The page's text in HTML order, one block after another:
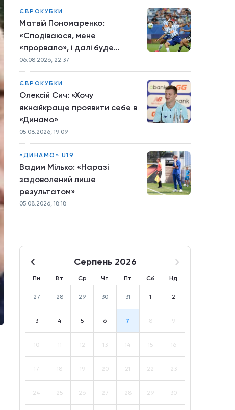
ЄВРОКУБКИ
Матвій Пономаренко:
«Сподіваюся, мене
«прорвало», і далі буде
більше»
06.08.2026, 22:37
ЄВРОКУБКИ
Олексій Сич: «Хочу
якнайкраще проявити себе в
«Динамо»
05.08.2026, 19:09
«ДИНАМО» U19
Вадим Мілько: «Наразі
задоволений лише
результатом»
05.08.2026, 18:18
Серпень 2026
Пн Вт Ср Чт Пт Сб Нд
27 28 29 30 31 1 2
3 4 5 6 7 8 9
10 11 12 13 14 15 16
17 18 19 20 21 22 23
24 25 26 27 28 29 30